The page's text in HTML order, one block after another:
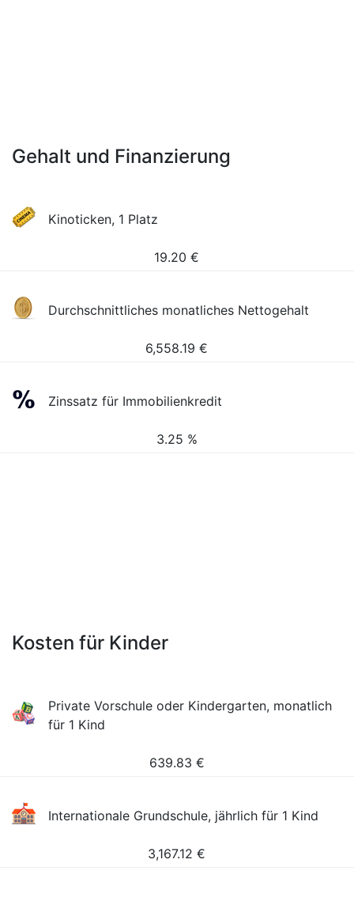
Gehalt und Finanzierung
Kinoticken, 1 Platz
19.20 €
Durchschnittliches monatliches Nettogehalt
6,558.19 €
Zinssatz für Immobilienkredit
3.25 %
Kosten für Kinder
Private Vorschule oder Kindergarten, monatlich
für 1 Kind
639.83 €
Internationale Grundschule, jährlich für 1 Kind
3,167.12 €